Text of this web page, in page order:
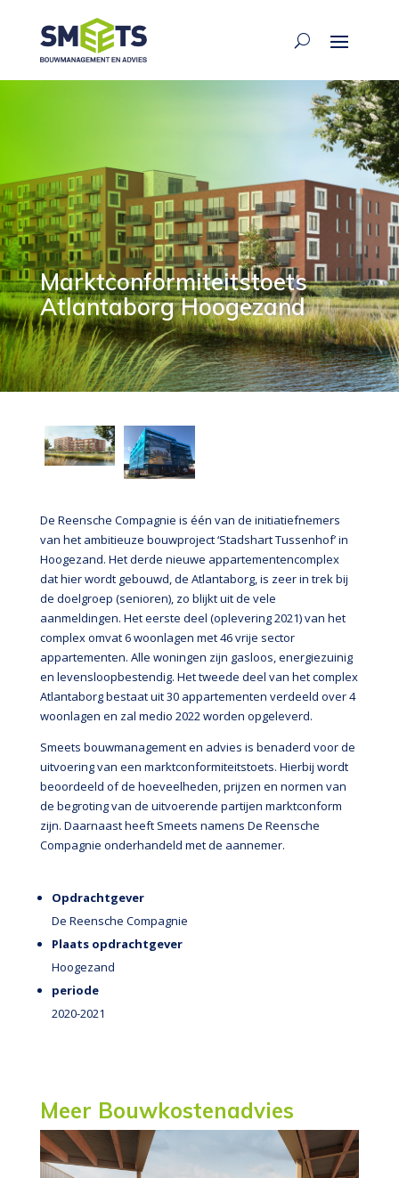
Marktconformiteitstoets
Atlantaborg Hoogezand
De Reensche Compagnie is één van de initiatiefnemers
van het ambitieuze bouwproject ‘Stadshart Tussenhof’ in
Hoogezand. Het derde nieuwe appartementencomplex
dat hier wordt gebouwd, de Atlantaborg, is zeer in trek bij
de doelgroep (senioren), zo blijkt uit de vele
aanmeldingen. Het eerste deel (oplevering 2021) van het
complex omvat 6 woonlagen met 46 vrije sector
appartementen. Alle woningen zijn gasloos, energiezuinig
en levensloopbestendig. Het tweede deel van het complex
Atlantaborg bestaat uit 30 appartementen verdeeld over 4
woonlagen en zal medio 2022 worden opgeleverd.
Smeets bouwmanagement en advies is benaderd voor de
uitvoering van een marktconformiteitstoets. Hierbij wordt
beoordeeld of de hoeveelheden, prijzen en normen van
de begroting van de uitvoerende partijen marktconform
zijn. Daarnaast heeft Smeets namens De Reensche
Compagnie onderhandeld met de aannemer.
Opdrachtgever
De Reensche Compagnie
Plaats opdrachtgever
Hoogezand
periode
2020-2021
Meer Bouwkostenadvies